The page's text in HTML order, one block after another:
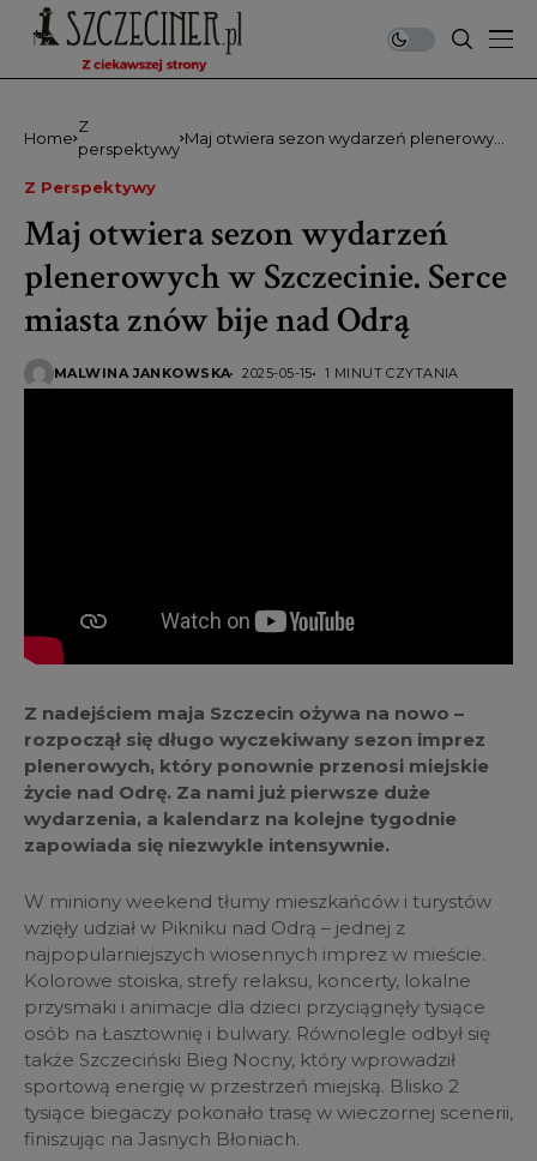
Home
Z
perspektywy
Maj otwiera sezon wydarzeń plenerowych
Z Perspektywy
Maj otwiera sezon wydarzeń
plenerowych w Szczecinie. Serce
miasta znów bije nad Odrą
MALWINA JANKOWSKA 2025-05-15 1 MINUT CZYTANIA
Z nadejściem maja Szczecin ożywa na nowo –
rozpoczął się długo wyczekiwany sezon imprez
plenerowych, który ponownie przenosi miejskie
życie nad Odrę. Za nami już pierwsze duże
wydarzenia, a kalendarz na kolejne tygodnie
zapowiada się niezwykle intensywnie.
W miniony weekend tłumy mieszkańców i turystów
wzięły udział w Pikniku nad Odrą – jednej z
najpopularniejszych wiosennych imprez w mieście.
Kolorowe stoiska, strefy relaksu, koncerty, lokalne
przysmaki i animacje dla dzieci przyciągnęły tysiące
osób na Łasztownię i bulwary. Równolegle odbył się
także Szczeciński Bieg Nocny, który wprowadził
sportową energię w przestrzeń miejską. Blisko 2
tysiące biegaczy pokonało trasę w wieczornej scenerii,
finiszując na Jasnych Błoniach.